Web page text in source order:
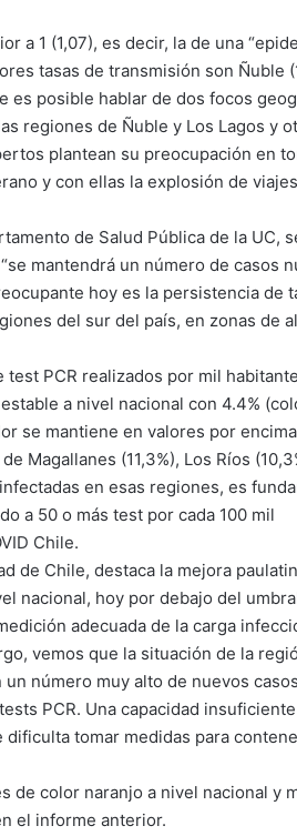
a 1 (1,07), es decir, la de una
tasas de transmisión son Ñuble
es posible hablar de dos focos
regiones de Ñuble y Los Lagos y
plantean su preocupación en
y con ellas la explosión de viajes
de Salud Pública de la UC,
mantendrá un número de casos
hoy es la persistencia de
del sur del país, en zonas de
test PCR realizados por mil
a nivel nacional con 4.4%
se mantiene en valores por
Magallanes (11,3%), Los Ríos
en esas regiones, es
a 50 o más test por cada 100 mil
Chile.
de Chile, destaca la mejora
nacional, hoy por debajo del
adecuada de la carga
vemos que la situación de la
número muy alto de nuevos
PCR. Una capacidad
tomar medidas para
de color naranjo a nivel nacional y
el informe anterior.